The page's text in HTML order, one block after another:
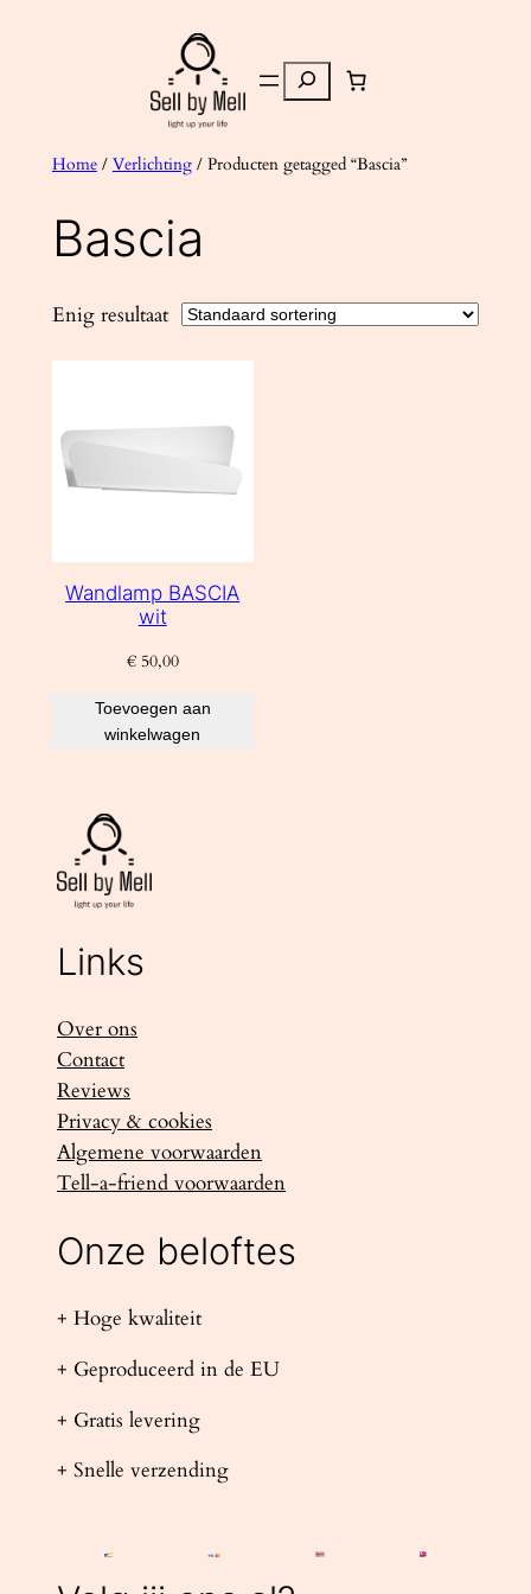
Zoeken
Home/ Verlichting/ Producten getagged “Bascia”
Bascia
Enig resultaat
Wandlamp BASCIA
wit
€50,00
Toevoegen aan
winkelwagen
Links
Over ons
Contact
Reviews
Privacy & cookies
Algemene voorwaarden
Tell-a-friend voorwaarden
Onze beloftes
+ Hoge kwaliteit
+ Geproduceerd in de EU
+ Gratis levering
+ Snelle verzending